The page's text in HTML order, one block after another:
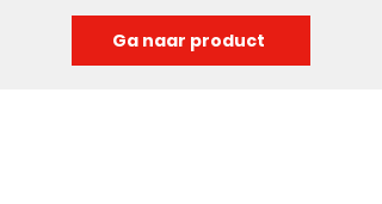
Ga naar product